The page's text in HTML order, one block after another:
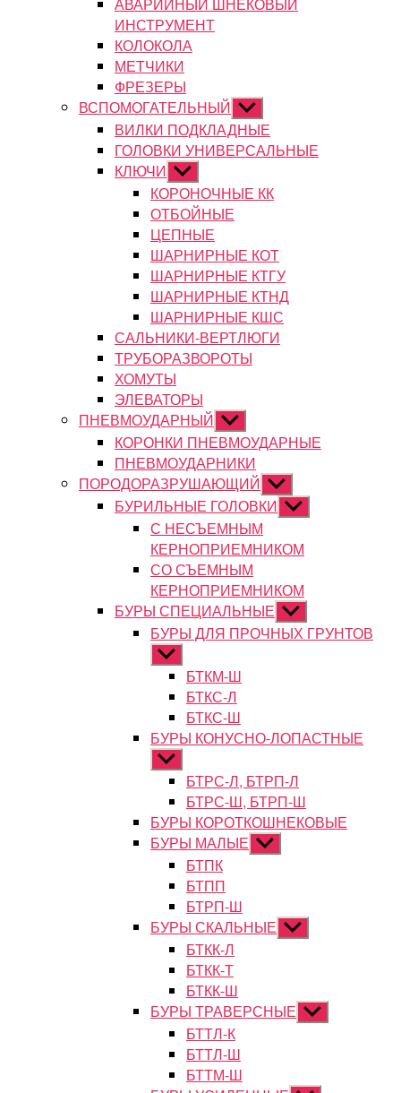
ИНСТРУМЕНТ
КОЛОКОЛА
МЕТЧИКИ
ФРЕЗЕРЫ
ВСПОМОГАТЕЛЬНЫЙ Показывать
подменю
ВИЛКИ ПОДКЛАДНЫЕ
ГОЛОВКИ УНИВЕРСАЛЬНЫЕ
КЛЮЧИ Показывать
подменю
КОРОНОЧНЫЕ КК
ОТБОЙНЫЕ
ЦЕПНЫЕ
ШАРНИРНЫЕ КОТ
ШАРНИРНЫЕ КТГУ
ШАРНИРНЫЕ КТНД
ШАРНИРНЫЕ КШС
САЛЬНИКИ-ВЕРТЛЮГИ
ТРУБОРАЗВОРОТЫ
ХОМУТЫ
ЭЛЕВАТОРЫ
ПНЕВМОУДАРНЫЙ Показывать
подменю
КОРОНКИ ПНЕВМОУДАРНЫЕ
ПНЕВМОУДАРНИКИ
ПОРОДОРАЗРУШАЮЩИЙ Показывать
подменю
БУРИЛЬНЫЕ ГОЛОВКИ Показывать
подменю
С НЕСЪЕМНЫМ
КЕРНОПРИЕМНИКОМ
СО СЪЕМНЫМ
КЕРНОПРИЕМНИКОМ
БУРЫ СПЕЦИАЛЬНЫЕ Показывать
подменю
БУРЫ ДЛЯ ПРОЧНЫХ ГРУНТОВ
Показывать
подменюБТКМ-Ш
БТКС-Л
БТКС-Ш
БУРЫ КОНУСНО-ЛОПАСТНЫЕ
Показывать
подменюБТРС-Л, БТРП-Л
БТРС-Ш, БТРП-Ш
БУРЫ КОРОТКОШНЕКОВЫЕ
БУРЫ МАЛЫЕ Показывать
подменю
БТПК
БТПП
БТРП-Ш
БУРЫ СКАЛЬНЫЕ Показывать
подменю
БТКК-Л
БТКК-Т
БТКК-Ш
БУРЫ ТРАВЕРСНЫЕ Показывать
подменю
БТТЛ-К
БТТЛ-Ш
БТТМ-Ш